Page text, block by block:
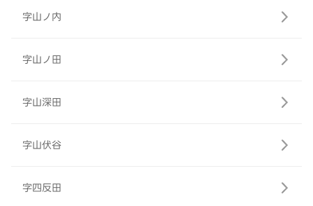
字山ノ内
字山ノ田
字山深田
字山伏谷
字四反田